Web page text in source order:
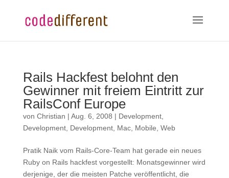
Rails Hackfest belohnt den
Gewinner mit freiem Eintritt zur
RailsConf Europe
von Christian | Aug. 6, 2008 | Development,
Development, Development, Mac, Mobile Web
Pratik Naik vom Rails-Core-Team hat gerade ein neues
Ruby on Rails hackfest vorgestellt: Monatsgewinner wird
derjenige, der die meisten Patche veröffentlicht, die